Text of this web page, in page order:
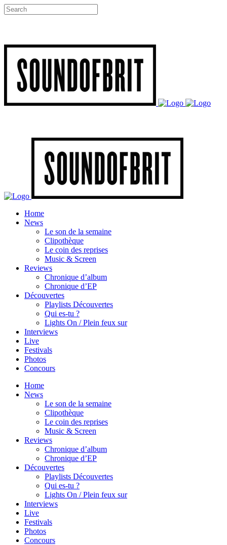
Home
News
Le son de la semaine
Clipothèque
Le coin des reprises
Music & Screen
Reviews
Chronique d’album
Chronique d’EP
Découvertes
Playlists Découvertes
Qui es-tu ?
Lights On / Plein feux sur
Interviews
Live
Festivals
Photos
Concours
Home
News
Le son de la semaine
Clipothèque
Le coin des reprises
Music & Screen
Reviews
Chronique d’album
Chronique d’EP
Découvertes
Playlists Découvertes
Qui es-tu ?
Lights On / Plein feux sur
Interviews
Live
Festivals
Photos
Concours